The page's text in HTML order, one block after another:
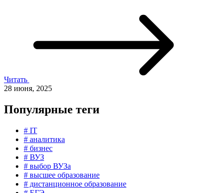
Читать
28 июня, 2025
Популярные теги
# IT
# аналитика
# бизнес
# ВУЗ
# выбор ВУЗа
# высшее образование
# дистанционное образование